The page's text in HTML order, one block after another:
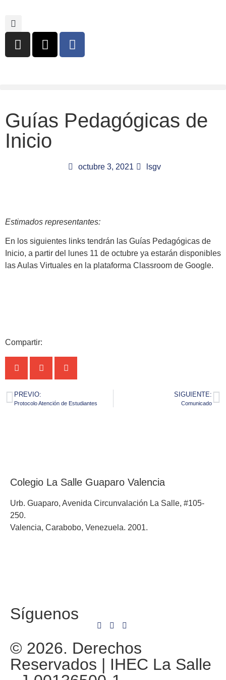
Guías Pedagógicas de
Inicio
octubre 3, 2021 lsgv
Estimados representantes:
En los siguientes links tendrán las Guías Pedagógicas de
Inicio, a partir del lunes 11 de octubre ya estarán disponibles
las Aulas Virtuales en la plataforma Classroom de Google.
Compartir:
PREVIO:
Protocolo Atención de Estudiantes
SIGUIENTE:
Comunicado
Colegio La Salle Guaparo Valencia
Urb. Guaparo, Avenida Circunvalación La Salle, #105-
250.
Valencia, Carabobo, Venezuela. 2001.
Síguenos
© 2026. Derechos
Reservados | IHEC La Salle